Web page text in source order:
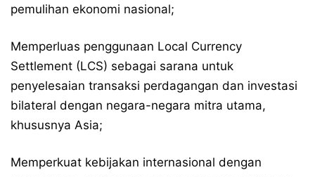
pemulihan ekonomi nasional;
Memperluas penggunaan Local Currency
Settlement (LCS) sebagai sarana untuk
penyelesaian transaksi perdagangan dan investasi
bilateral dengan negara-negara mitra utama,
khususnya Asia;
Memperkuat kebijakan internasional dengan